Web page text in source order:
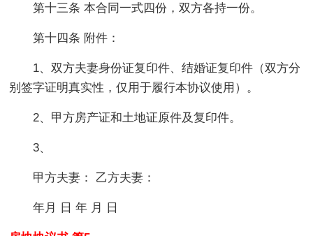
第十三条 本合同一式四份，双方各持一份。
第十四条 附件：
1、双方夫妻身份证复印件、结婚证复印件（双方分
别签字证明真实性，仅用于履行本协议使用）。
2、甲方房产证和土地证原件及复印件。
3、
甲方夫妻： 乙方夫妻：
年月 日 年 月 日